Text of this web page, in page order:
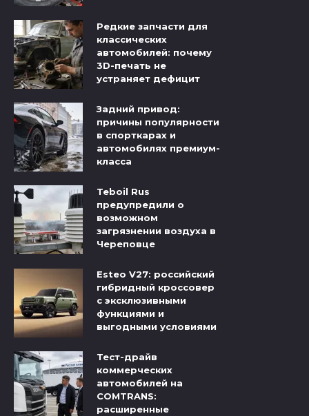
Редкие запчасти для
классических
автомобилей: почему
3D-печать не
устраняет дефицит
Задний привод:
причины популярности
в спорткарах и
автомобилях премиум-
класса
Teboil Rus
предупредили о
возможном
загрязнении воздуха в
Череповце
Esteo V27: российский
гибридный кроссовер
с эксклюзивными
функциями и
выгодными условиями
Тест-драйв
коммерческих
автомобилей на
COMTRANS:
расширенные